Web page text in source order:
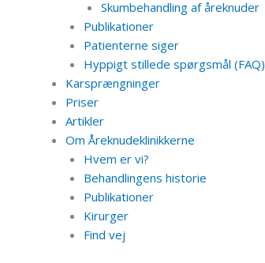
Skumbehandling af åreknuder
Publikationer
Patienterne siger
Hyppigt stillede spørgsmål (FAQ)
Karsprængninger
Priser
Artikler
Om Åreknudeklinikkerne
Hvem er vi?
Behandlingens historie
Publikationer
Kirurger
Find vej